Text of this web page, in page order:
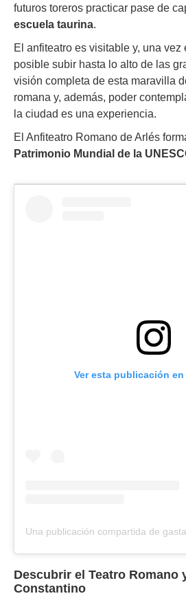
futuros toreros practicar pase de
escuela taurina.
El anfiteatro es visitable y, una vez
posible subir hasta lo alto de las
visión completa de esta maravilla
romana y, además, poder
la ciudad es una experiencia.
El Anfiteatro Romano de Arlés
Patrimonio Mundial de la
Ver esta publicación
Descubrir el Teatro Romano
Constantino